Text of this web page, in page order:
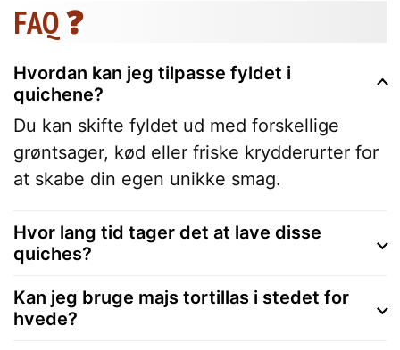
FAQ ❓
Hvordan kan jeg tilpasse fyldet i
quichene?
Du kan skifte fyldet ud med forskellige
grøntsager, kød eller friske krydderurter for
at skabe din egen unikke smag.
Hvor lang tid tager det at lave disse
quiches?
Kan jeg bruge majs tortillas i stedet for
hvede?